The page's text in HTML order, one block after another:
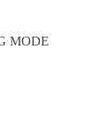
MODE